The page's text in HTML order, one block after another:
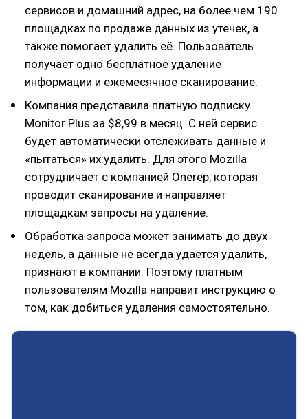
сервисов и домашний адрес, на более чем 190
площадках по продаже данных из утечек, а
также помогает удалить её. Пользователь
получает одно бесплатное удаление
информации и ежемесячное сканирование.
Компания представила платную подписку
Monitor Plus за $8,99 в месяц. С ней сервис
будет автоматически отслеживать данные и
«пытаться» их удалить. Для этого Mozilla
сотрудничает с компанией Onerep, которая
проводит сканирование и направляет
площадкам запросы на удаление.
Обработка запроса может занимать до двух
недель, а данные не всегда удаётся удалить,
признают в компании. Поэтому платным
пользователям Mozilla направит инструкцию о
том, как добиться удаления самостоятельно.